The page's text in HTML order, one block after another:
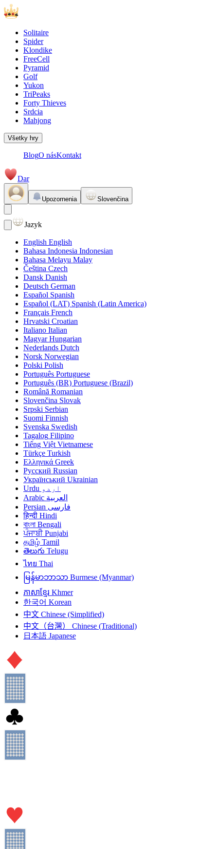
Solitaire
Spider
Klondike
FreeCell
Pyramid
Golf
Yukon
TriPeaks
Forty Thieves
Srdcia
Mahjong
Všetky hry
BlogO násKontakt
Dar
Upozornenia Slovenčina
Jazyk
English English
Bahasa Indonesia Indonesian
Bahasa Melayu Malay
Čeština Czech
Dansk Danish
Deutsch German
Español Spanish
Español (LAT) Spanish (Latin America)
Français French
Hrvatski Croatian
Italiano Italian
Magyar Hungarian
Nederlands Dutch
Norsk Norwegian
Polski Polish
Português Portuguese
Português (BR) Portuguese (Brazil)
Română Romanian
Slovenčina Slovak
Srpski Serbian
Suomi Finnish
Svenska Swedish
Tagalog Filipino
Tiếng Việt Vietnamese
Türkçe Turkish
Ελληνικά Greek
Русский Russian
Український Ukrainian
اردو Urdu
العربية Arabic
فارسی Persian
हिन्दी Hindi
বাংলা Bengali
ਪੰਜਾਬੀ Punjabi
தமிழ் Tamil
తెలుగు Telugu
ไทย Thai
မြန်မာဘာသာ Burmese (Myanmar)
ភាសាខ្មែរ Khmer
한국어 Korean
中文 Chinese (Simplified)
中文（台灣）
Chinese (Traditional)
日本語 Japanese